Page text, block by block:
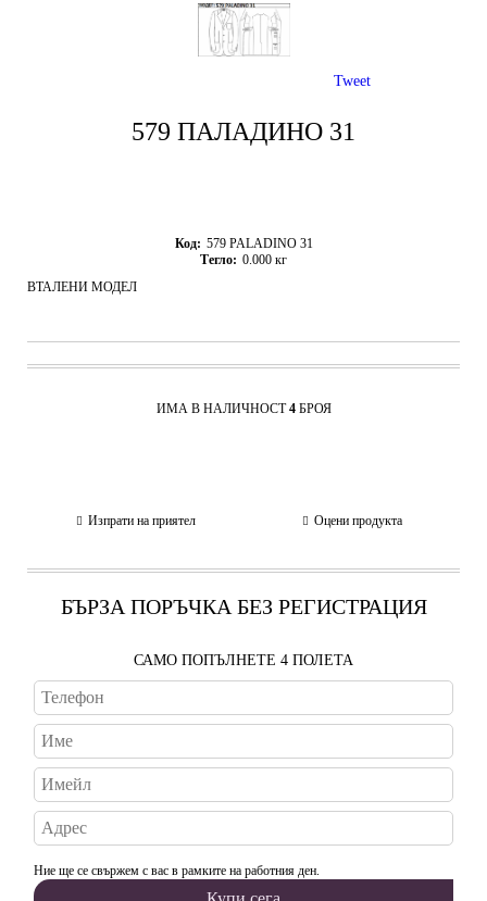
579 ПАЛАДИНО 31
Код: 579 PALADINO 31
Тегло: 0.000 кг
ВТАЛЕНИ МОДЕЛ
ИМА В НАЛИЧНОСТ4БРОЯ
Изпрати на приятел Оцени продукта
БЪРЗА ПОРЪЧКА БЕЗ РЕГИСТРАЦИЯ
САМО ПОПЪЛНЕТЕ 4 ПОЛЕТА
Ние ще се свържем с вас в рамките на работния ден.
Tweet